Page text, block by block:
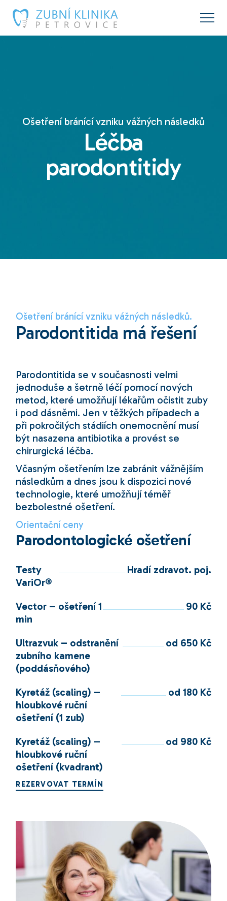
Ošetření bránící vzniku vážných následků
Léčba
parodontitidy
Ošetření bránící vzniku vážných následků.
Parodontitida má řešení
Parodontitida se v současnosti velmi
jednoduše a šetrně léčí pomocí nových
metod, které umožňují lékařům očistit zuby
i pod dásněmi. Jen v těžkých případech a
při pokročilých stádiích onemocnění musí
být nasazena antibiotika a provést se
chirurgická léčba.
Včasným ošetřením lze zabránit vážnějším
následkům a dnes jsou k dispozici nové
technologie, které umožňují téměř
bezbolestné ošetření.
Orientační ceny
Parodontologické ošetření
Testy
VariOr®
Hradí zdravot. poj.
Vector – ošetření 1
min
90 Kč
Ultrazvuk – odstranění
zubního kamene
(poddásňového)
od 650 Kč
Kyretáž (scaling) –
hloubkové ruční
ošetření (1 zub)
od 180 Kč
Kyretáž (scaling) –
hloubkové ruční
ošetření (kvadrant)
od 980 Kč
REZERVOVAT TERMÍN